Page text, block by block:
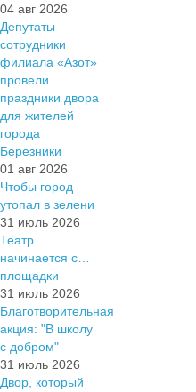
04 авг 2026
Депутаты —
сотрудники
филиала «Азот»
провели
праздники двора
для жителей
города
Березники
01 авг 2026
Чтобы город
утопал в зелени
31 июль 2026
Театр
начинается с…
площадки
31 июль 2026
Благотворительная
акция: "В школу
с добром"
31 июль 2026
Двор, который